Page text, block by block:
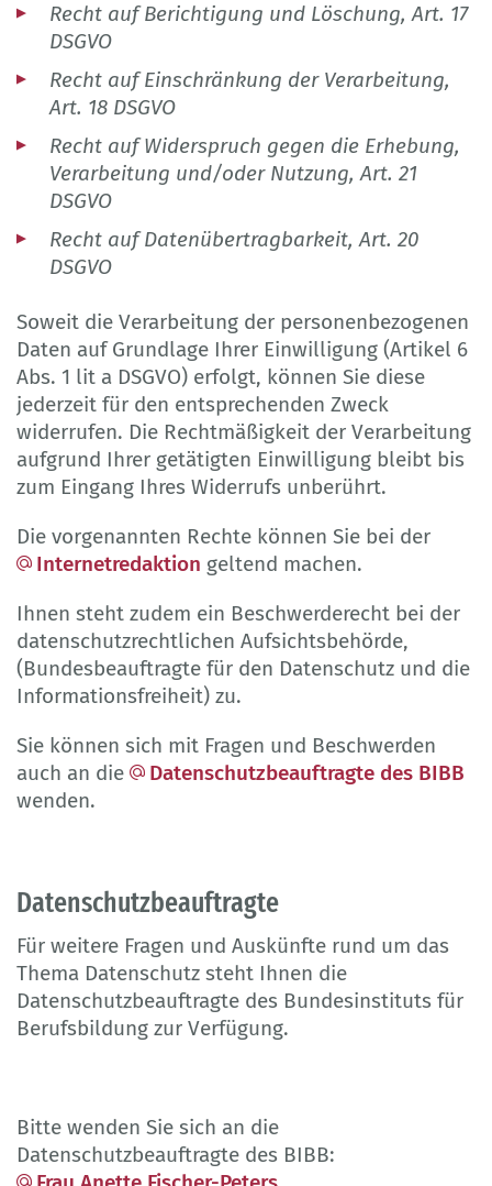
Recht auf Berichtigung und Löschung, Art. 17
DSGVO
Recht auf Einschränkung der Verarbeitung,
Art. 18 DSGVO
Recht auf Widerspruch gegen die Erhebung,
Verarbeitung und/oder Nutzung, Art. 21
DSGVO
Recht auf Datenübertragbarkeit, Art. 20
DSGVO
Soweit die Verarbeitung der personenbezogenen
Daten auf Grundlage Ihrer Einwilligung (Artikel 6
Abs. 1 lit a DSGVO) erfolgt, können Sie diese
jederzeit für den entsprechenden Zweck
widerrufen. Die Rechtmäßigkeit der Verarbeitung
aufgrund Ihrer getätigten Einwilligung bleibt bis
zum Eingang Ihres Widerrufs unberührt.
Die vorgenannten Rechte können Sie bei der
Internetredaktion geltend machen.
Ihnen steht zudem ein Beschwerderecht bei der
datenschutzrechtlichen Aufsichtsbehörde,
(Bundesbeauftragte für den Datenschutz und die
Informationsfreiheit) zu.
Sie können sich mit Fragen und Beschwerden
auch an die
Datenschutzbeauftragte des BIBB
wenden.
Datenschutzbeauftragte
Für weitere Fragen und Auskünfte rund um das
Thema Datenschutz steht Ihnen die
Datenschutzbeauftragte des Bundesinstituts für
Berufsbildung zur Verfügung.
Bitte wenden Sie sich an die
Datenschutzbeauftragte des BIBB: